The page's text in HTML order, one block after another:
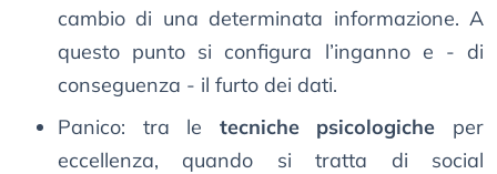
cambio di una determinata informazione. A
questo punto si configura l’inganno e - di
conseguenza - il furto dei dati.
Panico: tra le tecniche psicologiche per
eccellenza, quando si tratta di social